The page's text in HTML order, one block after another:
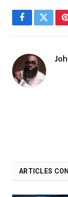
FacebookTwitter
ARTICLES